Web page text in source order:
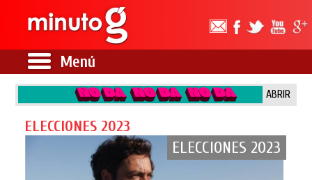
Menú
ABRIR
ELECCIONES 2023
ELECCIONES 2023